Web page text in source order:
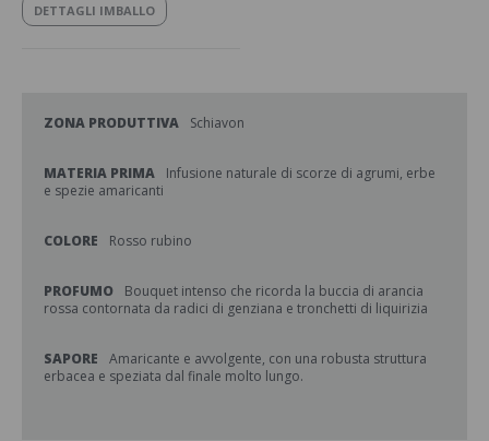
DETTAGLI IMBALLO
ZONA PRODUTTIVA Schiavon
MATERIA PRIMA
Infusione naturale di scorze di agrumi, erbe
e spezie amaricanti
COLORE Rosso rubino
PROFUMO
Bouquet intenso che ricorda la buccia di arancia
rossa contornata da radici di genziana e tronchetti di liquirizia
SAPORE
Amaricante e avvolgente, con una robusta struttura
erbacea e speziata dal finale molto lungo.